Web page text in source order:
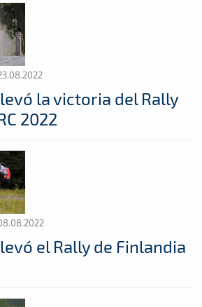
la victoria del Rally
2022
el Rally de Finlandia